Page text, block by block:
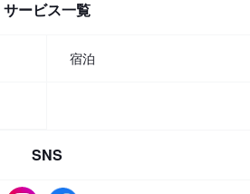
サービス一覧
宿泊
SNS